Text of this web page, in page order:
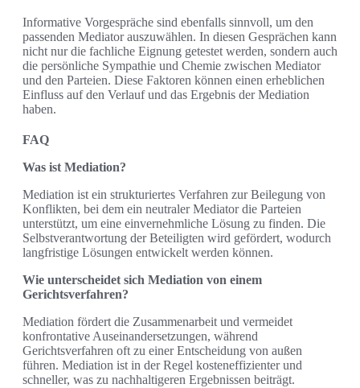
Informative Vorgespräche sind ebenfalls sinnvoll, um den
passenden Mediator auszuwählen. In diesen Gesprächen kann
nicht nur die fachliche Eignung getestet werden, sondern auch
die persönliche Sympathie und Chemie zwischen Mediator
und den Parteien. Diese Faktoren können einen erheblichen
Einfluss auf den Verlauf und das Ergebnis der Mediation
haben.
FAQ
Was ist Mediation?
Mediation ist ein strukturiertes Verfahren zur Beilegung von
Konflikten, bei dem ein neutraler Mediator die Parteien
unterstützt, um eine einvernehmliche Lösung zu finden. Die
Selbstverantwortung der Beteiligten wird gefördert, wodurch
langfristige Lösungen entwickelt werden können.
Wie unterscheidet sich Mediation von einem
Gerichtsverfahren?
Mediation fördert die Zusammenarbeit und vermeidet
konfrontative Auseinandersetzungen, während
Gerichtsverfahren oft zu einer Entscheidung von außen
führen. Mediation ist in der Regel kosteneffizienter und
schneller, was zu nachhaltigeren Ergebnissen beiträgt.